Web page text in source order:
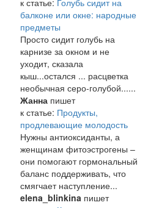
к статье: Голубь сидит на
балконе или окне: народные
предметы
Просто сидит голубь на
карнизе за окном и не
уходит, сказала
кыш...остался ... расцветка
необычная серо-голубой......
Жанна пишет
к статье: Продукты,
продлевающие молодость
Нужны антиоксиданты, а
женщинам фитоэстрогены –
они помогают гормональный
баланс поддерживать, что
смягчает наступление...
elena_blinkina пишет